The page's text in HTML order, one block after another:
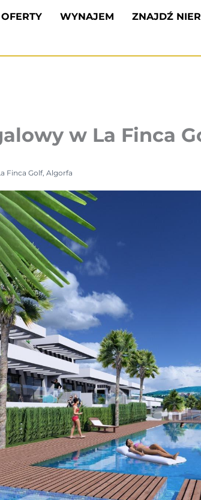
OFERTY WYNAJEM ZNAJDŹ
w La Finca
Finca Golf, Algorfa